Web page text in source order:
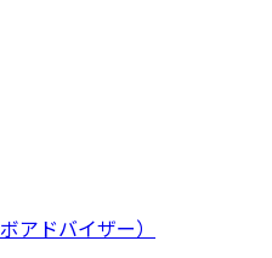
アドバイザー）